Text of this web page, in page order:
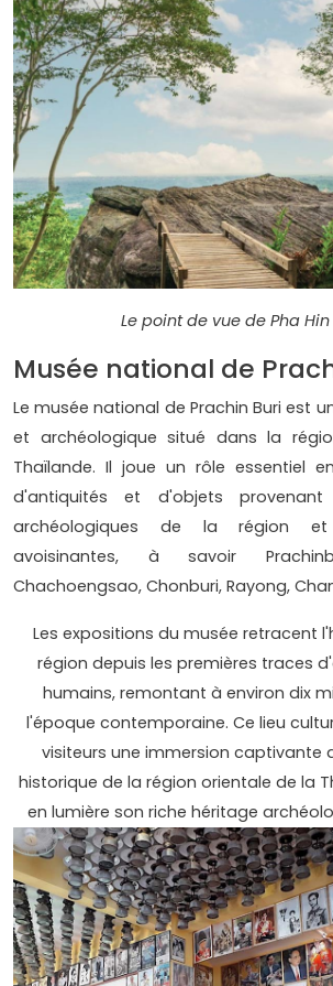
Le point de vue de Pha Hin
Musée national de
Le musée national de Prachin Buri est
et archéologique situé dans la
Thaïlande. Il joue un rôle essentiel
d'antiquités et d'objets
archéologiques de la région
avoisinantes, à savoir
Chachoengsao, Chonburi, Rayong,
Les expositions du musée retracent
région depuis les premières traces
humains, remontant à environ dix
l'époque contemporaine. Ce lieu
visiteurs une immersion captivante
historique de la région orientale de la
en lumière son riche héritage